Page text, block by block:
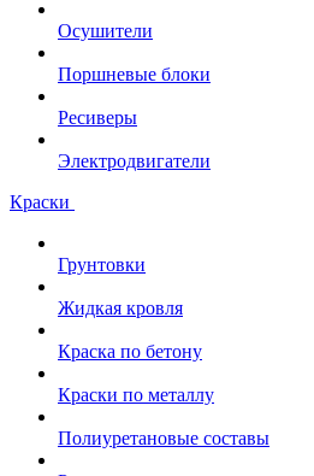
Осушители
Поршневые блоки
Ресиверы
Электродвигатели
Краски
Грунтовки
Жидкая кровля
Краска по бетону
Краски по металлу
Полиуретановые составы